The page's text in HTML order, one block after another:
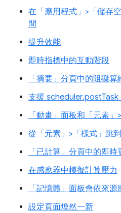
在「應用程式」>「儲存
間
提升效能
即時指標中的互動階段
「摘要」分頁中的阻礙算
支援
「動畫」面板和「元素
從「元素」>「樣式」跳到
「已計算」分頁中的即時
在感應器中模擬計算壓力
「記憶體」面板會依來
設定頁面煥然一新